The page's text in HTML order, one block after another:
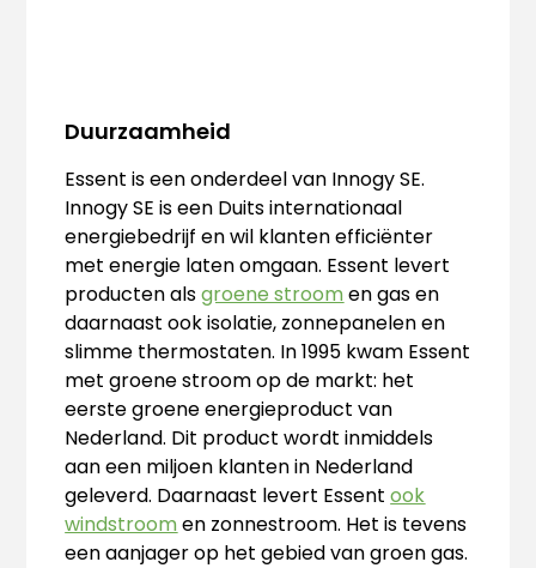
Duurzaamheid
Essent is een onderdeel van Innogy SE.
Innogy SE is een Duits internationaal
energiebedrijf en wil klanten efficiënter
met energie laten omgaan. Essent levert
producten alsgroene stroomen gas en
daarnaast ook isolatie, zonnepanelen en
slimme thermostaten. In 1995 kwam Essent
met groene stroom op de markt: het
eerste groene energieproduct van
Nederland. Dit product wordt inmiddels
aan een miljoen klanten in Nederland
geleverd. Daarnaast levert Essentook
windstroomen zonnestroom. Het is tevens
een aanjager op het gebied van groen gas.